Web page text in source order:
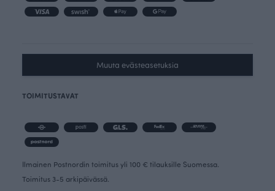
Muuta evästeasetuksia
TOIMITUSTAVAT
Ilmainen Postnordin toimitus yli 100 € tilauksille Suomessa.
Toimitus 3-5 arkipäivässä.